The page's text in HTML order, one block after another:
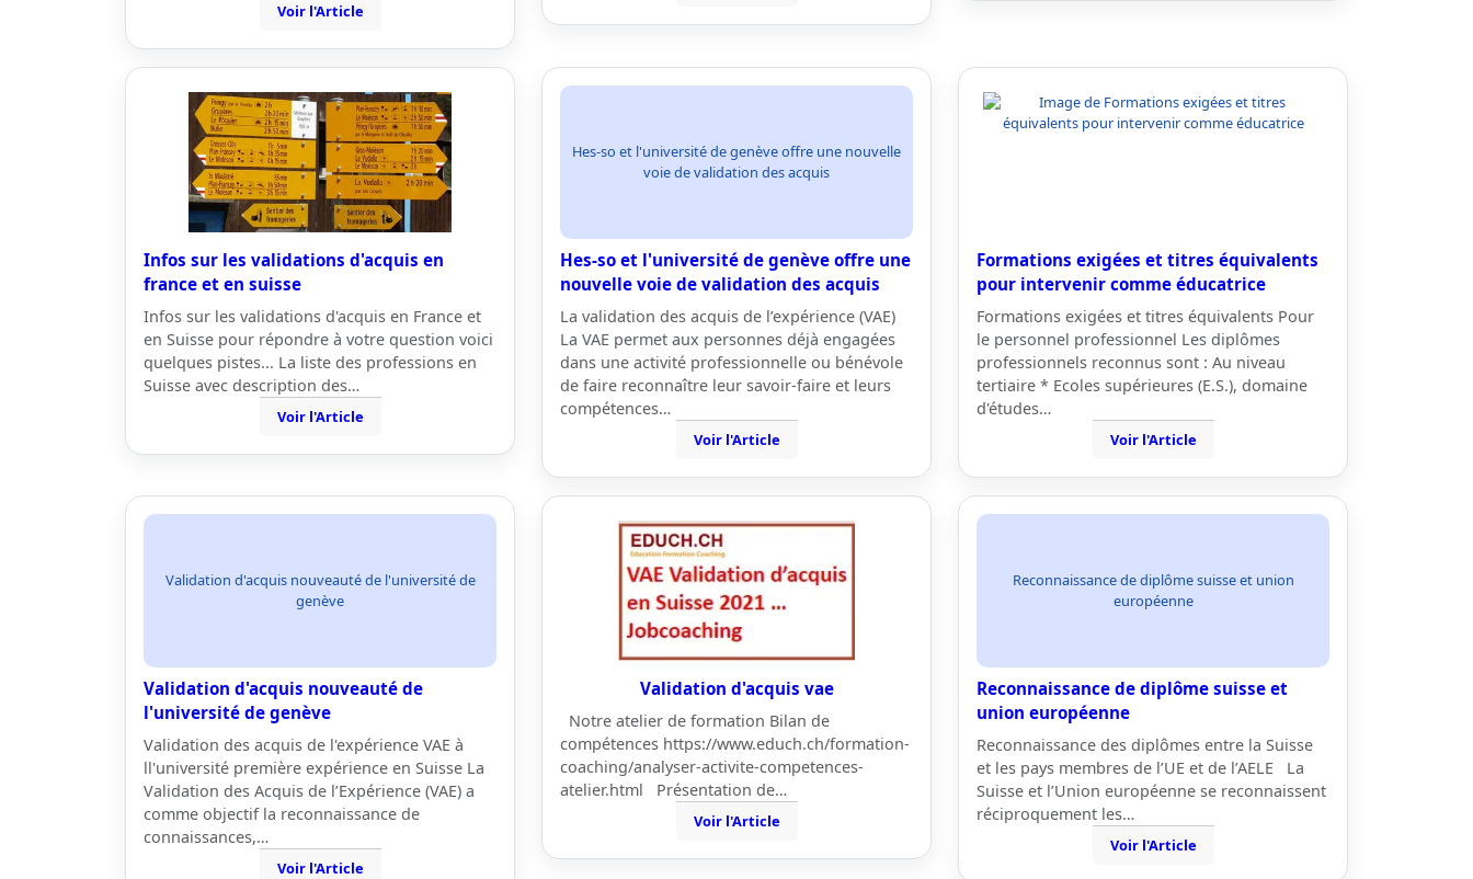
Voir l'Article
Infos sur les validations d'acquis en
france et en suisse
Infos sur les validations d'acquis en France et
en Suisse pour répondre à votre question voici
quelques pistes... La liste des professions en
Suisse avec description des…
Voir l'Article
Hes-so et l'université de genève offre une nouvelle
voie de validation des acquis
Hes-so et l'université de genève offre une
nouvelle voie de validation des acquis
La validation des acquis de l’expérience (VAE)
La VAE permet aux personnes déjà engagées
dans une activité professionnelle ou bénévole
de faire reconnaître leur savoir-faire et leurs
compétences…
Voir l'Article
Formations exigées et titres équivalents
pour intervenir comme éducatrice
Formations exigées et titres équivalents Pour
le personnel professionnel Les diplômes
professionnels reconnus sont : Au niveau
tertiaire * Ecoles supérieures (E.S.), domaine
d'études…
Voir l'Article
Validation d'acquis nouveauté de l'université de
genève
Validation d'acquis nouveauté de
l'université de genève
Validation des acquis de l'expérience VAE à
ll'université première expérience en Suisse La
Validation des Acquis de l’Expérience (VAE) a
comme objectif la reconnaissance de
connaissances,…
Voir l'Article
Validation d'acquis vae
Notre atelier de formation Bilan de
compétences https://www.educh.ch/formation-
coaching/analyser-activite-competences-
atelier.html Présentation de…
Voir l'Article
Reconnaissance de diplôme suisse et union
européenne
Reconnaissance de diplôme suisse et
union européenne
Reconnaissance des diplômes entre la Suisse
et les pays membres de l’UE et de l’AELE La
Suisse et l’Union européenne se reconnaissent
réciproquement les…
Voir l'Article